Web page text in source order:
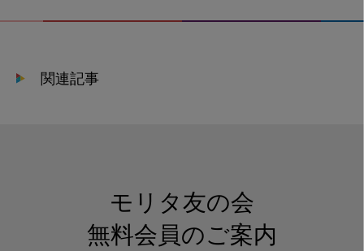
関連記事
モリタ友の会
無料会員のご案内